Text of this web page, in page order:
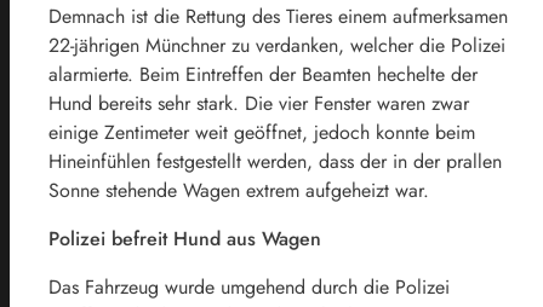
Demnach ist die Rettung des Tieres einem aufmerksamen
22-jährigen Münchner zu verdanken, welcher die Polizei
alarmierte. Beim Eintreffen der Beamten hechelte der
Hund bereits sehr stark. Die vier Fenster waren zwar
einige Zentimeter weit geöffnet, jedoch konnte beim
Hineinfühlen festgestellt werden, dass der in der prallen
Sonne stehende Wagen extrem aufgeheizt war.
Polizei befreit Hund aus Wagen
Das Fahrzeug wurde umgehend durch die Polizei